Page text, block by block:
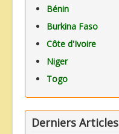
Bénin
Burkina Faso
Côte d'Ivoire
Niger
Togo
Derniers Articles